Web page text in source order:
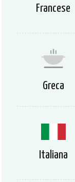
Francese
Greca
Italiana